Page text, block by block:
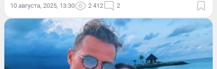
10 августа, 2025, 13:30 2 412 2